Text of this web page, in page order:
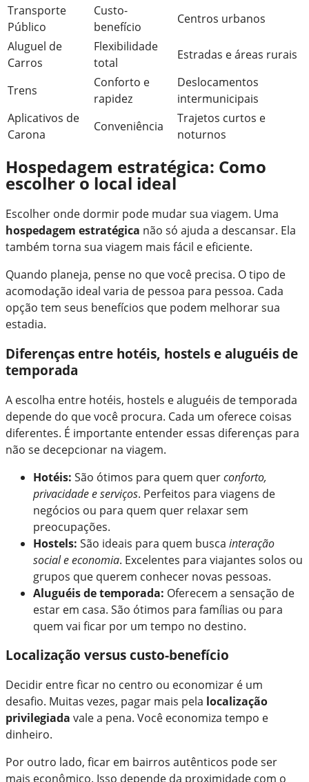
Transporte
Público
Custo-
benefício
Centros urbanos
Aluguel de
Carros
Flexibilidade
total
Estradas e áreas rurais
Trens
Conforto e
rapidez
Deslocamentos
intermunicipais
Aplicativos de
Carona
Conveniência
Trajetos curtos e
noturnos
Hospedagem estratégica: Como
escolher o local ideal
Escolher onde dormir pode mudar sua viagem. Uma
hospedagem estratégica não só ajuda a descansar. Ela
também torna sua viagem mais fácil e eficiente.
Quando planeja, pense no que você precisa. O tipo de
acomodação ideal varia de pessoa para pessoa. Cada
opção tem seus benefícios que podem melhorar sua
estadia.
Diferenças entre hotéis, hostels e aluguéis de
temporada
A escolha entre hotéis, hostels e aluguéis de temporada
depende do que você procura. Cada um oferece coisas
diferentes. É importante entender essas diferenças para
não se decepcionar na viagem.
Hotéis: São ótimos para quem querconforto,
privacidade e serviços. Perfeitos para viagens de
negócios ou para quem quer relaxar sem
preocupações.
Hostels: São ideais para quem busca interação
social e economia. Excelentes para viajantes solos ou
grupos que querem conhecer novas pessoas.
Aluguéis de temporada: Oferecem a sensação de
estar em casa. São ótimos para famílias ou para
quem vai ficar por um tempo no destino.
Localização versus custo-benefício
Decidir entre ficar no centro ou economizar é um
desafio. Muitas vezes, pagar mais pela localização
privilegiada vale a pena. Você economiza tempo e
dinheiro.
Por outro lado, ficar em bairros autênticos pode ser
mais econômico. Isso depende da proximidade com o